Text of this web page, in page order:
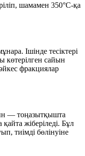
шамамен 350°C-қа
Ішінде тесіктері
көтерілген сайын
фракциялар
— тоңазытқышта
жіберіледі. Бұл
тиімді бөлінуіне